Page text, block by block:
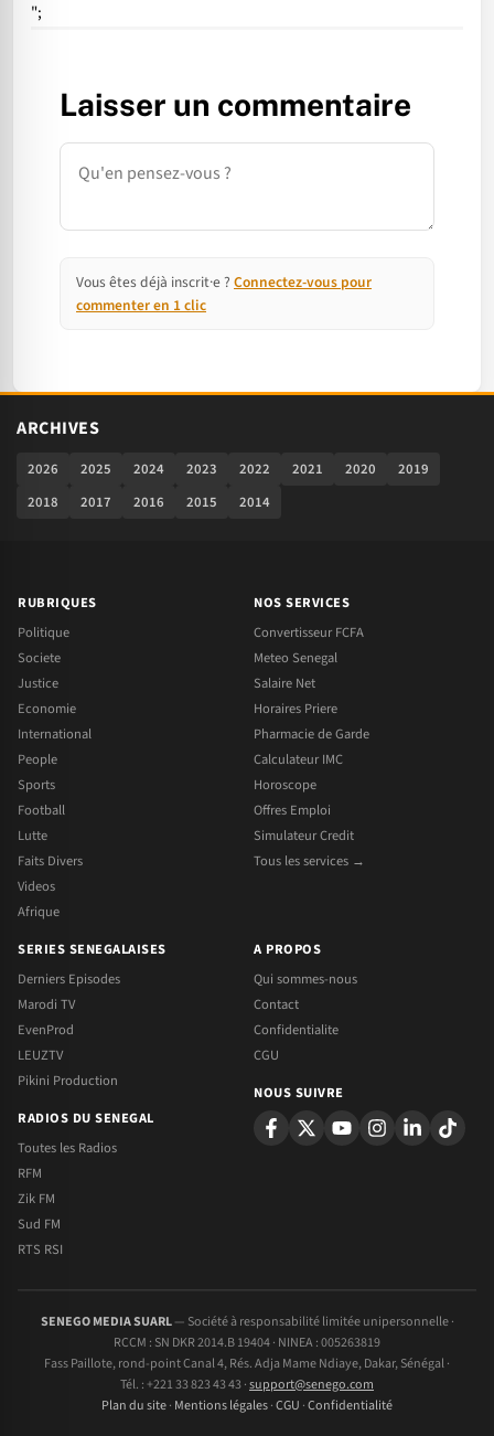
";
Laisser un commentaire
Commentaire
Vous êtes déjà inscrit·e ? Connectez-vous pour
commenter en 1 clic
ARCHIVES
2026 2025 2024 2023 2022 2021 2020
2019
2018
2017 2016 2015 2014
RUBRIQUES
Politique
Societe
Justice
Economie
International
People
Sports
Football
Lutte
Faits Divers
Videos
Afrique
NOS SERVICES
Convertisseur FCFA
Meteo Senegal
Salaire Net
Horaires Priere
Pharmacie de Garde
Calculateur IMC
Horoscope
Offres Emploi
Simulateur Credit
Tous les services →
SERIES SENEGALAISES
Derniers Episodes
Marodi TV
EvenProd
LEUZTV
Pikini Production
RADIOS DU SENEGAL
Toutes les Radios
RFM
Zik FM
Sud FM
RTS RSI
A PROPOS
Qui sommes-nous
Contact
Confidentialite
CGU
NOUS SUIVRE
SENEGO MEDIA SUARL— Société à responsabilité limitée unipersonnelle ·
RCCM : SN DKR 2014.B 19404 · NINEA : 005263819
Fass Paillote, rond-point Canal 4, Rés. Adja Mame Ndiaye, Dakar, Sénégal ·
Tél. : +221 33 823 43 43 ·support@senego.com
Plan du site· Mentions légales·CGU ·Confidentialité